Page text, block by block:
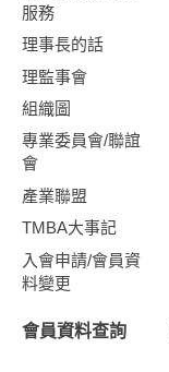
服務
理事長的話
理監事會
組織圖
專業委員會/聯誼
會
產業聯盟
TMBA大事記
入會申請/會員資
料變更
會員資料查詢